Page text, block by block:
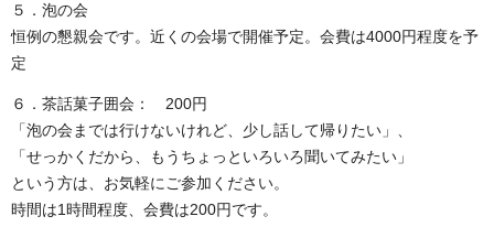
５．泡の会
恒例の懇親会です。近くの会場で開催予定。会費は4000円程度を予
定
６．茶話菓子囲会： 200円
「泡の会までは行けないけれど、少し話して帰りたい」、
「せっかくだから、もうちょっといろいろ聞いてみたい」
という方は、お気軽にご参加ください。
時間は1時間程度、会費は200円です。